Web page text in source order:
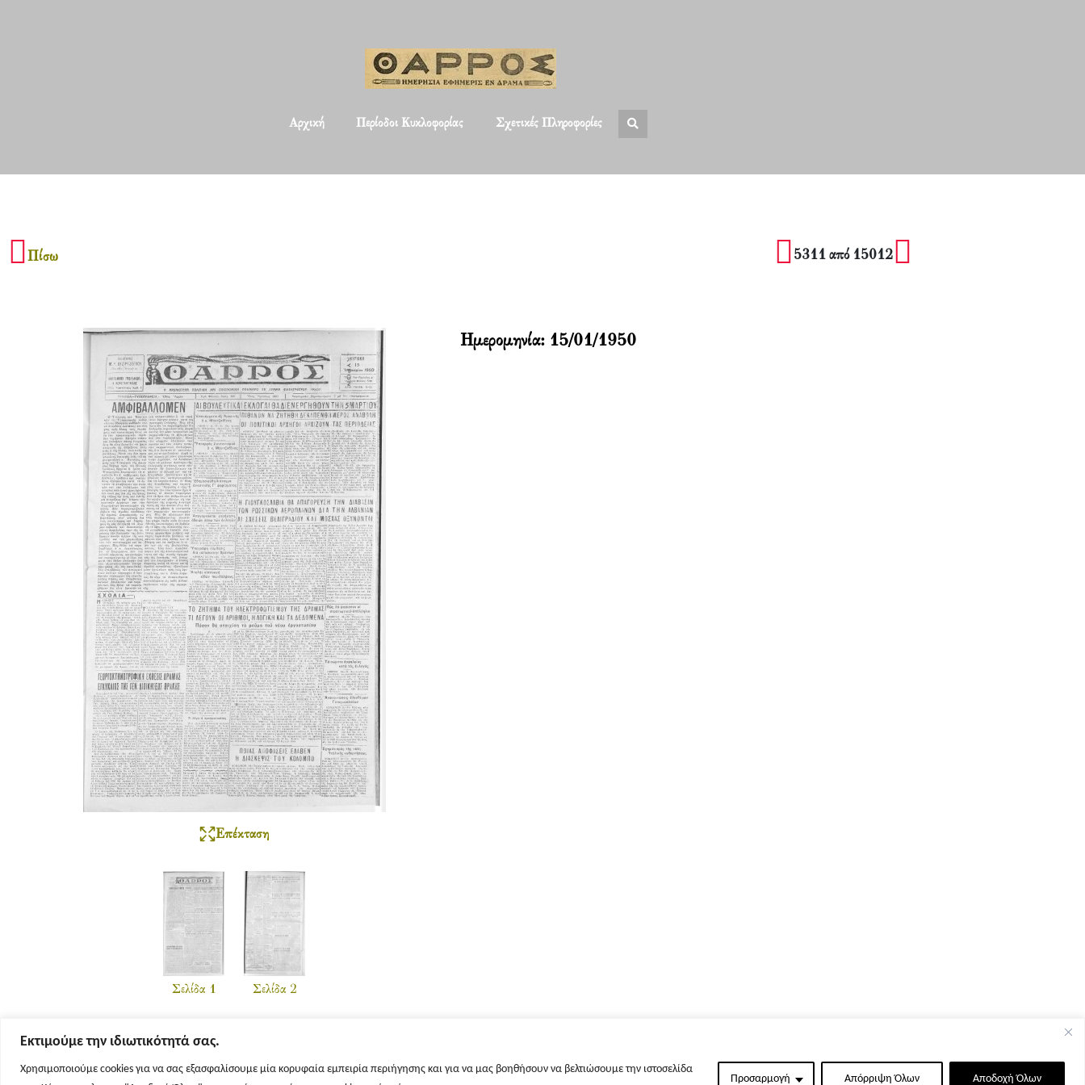
Εκτιμούμε την ιδιωτικότητά σας.
Χρησιμοποιούμε cookies για να σας εξασφαλίσουμε μία κορυφαία εμπειρία περιήγησης και για να μας βοηθήσουν να βελτιώσουμε την ιστοσελίδα
Προσαρμογή Απόρριψη Όλων Αποδοχή Όλων
Αρχική Περίοδοι Κυκλοφορίας Σχετικές Πληροφορίες
Πίσω 5311 από 15012
Επέκταση
Σελίδα 1 Σελίδα 2
Ημερομηνία: 15/01/1950